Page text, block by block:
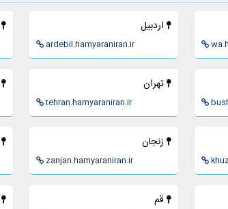
اردبيل
ardebil.hamyaraniran.ir
تهران
tehran.hamyaraniran.ir
زنجان
zanjan.hamyaraniran.ir
قم